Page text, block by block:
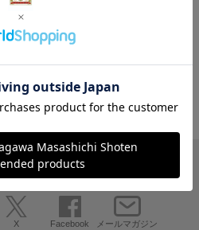
X Facebook メールマガジン